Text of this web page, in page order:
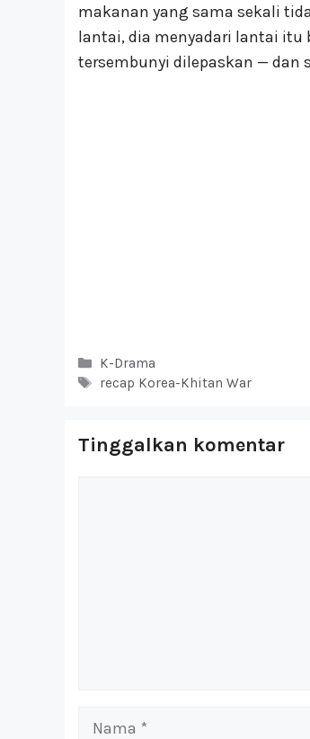
makanan yang sama sekali
lantai, dia menyadari lantai itu
tersembunyi dilepaskan — dan
Kategori
K-Drama
Tag
recap Korea-Khitan War
Tinggalkan komentar
Nama